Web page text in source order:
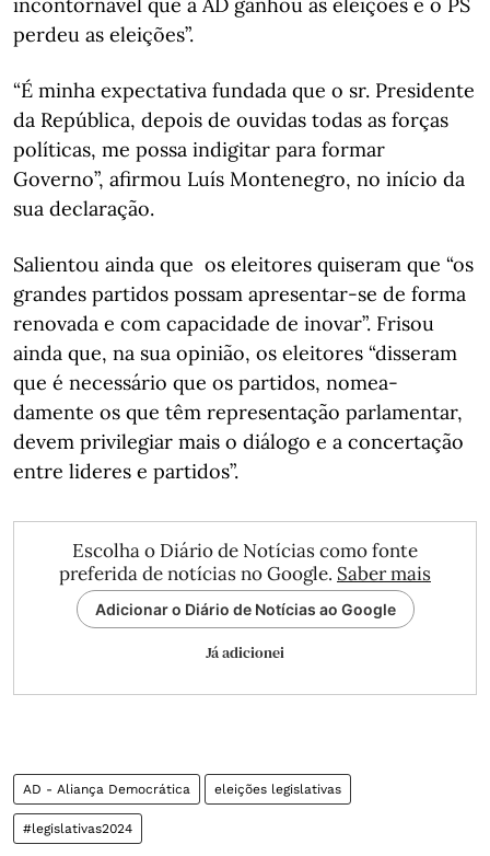
perdeu as eleições”.
“É minha expectativa fundada que o sr. Presidente
da República, depois de ouvidas todas as forças
políticas, me possa indigitar para formar
Governo”, afirmou Luís Montenegro, no início da
sua declaração.
Salientou ainda que os eleitores quiseram que “os
grandes partidos possam apresentar-se de forma
renovada e com capacidade de inovar”. Frisou
ainda que, na sua opinião, os eleitores “disseram
que é necessário que os partidos, nomea-
damente os que têm representação parlamentar,
devem privilegiar mais o diálogo e a concertação
entre lideres e partidos”.
Escolha o Diário de Notícias como fonte
preferida de notícias no Google. Saber mais
Adicionar o Diário de Notícias ao Google
Já adicionei
AD - Aliança Democrática eleições legislativas
#legislativas2024